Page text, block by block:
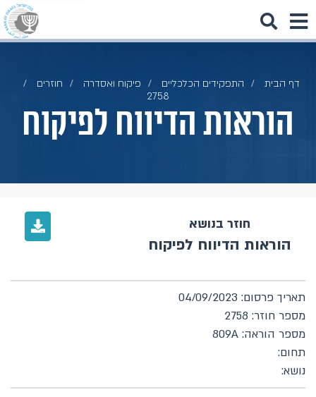
דף הבית התפקידים הכלכליים פיקוח ואסדרה
חוזרים
2758
הוראות הדיווח לפיקוח
חוזר בנושא
הוראות הדיווח לפיקוח
תאריך פרסום: 04/09/2023
מספר חוזר: 2758
מספר הוראה: 809A
תחום:
נושא: